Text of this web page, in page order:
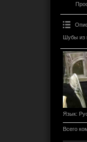
Шубы из
Язык:
Всего